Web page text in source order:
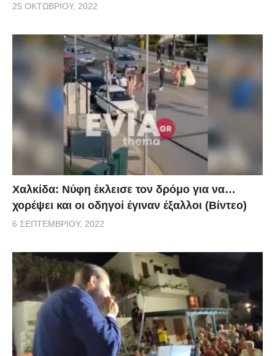
25 ΟΚΤΩΒΡΊΟΥ, 2022
Χαλκίδα: Νύφη έκλεισε τον δρόμο για να…
χορέψει και οι οδηγοί έγιναν έξαλλοι (Βίντεο)
6 ΣΕΠΤΕΜΒΡΊΟΥ, 2022